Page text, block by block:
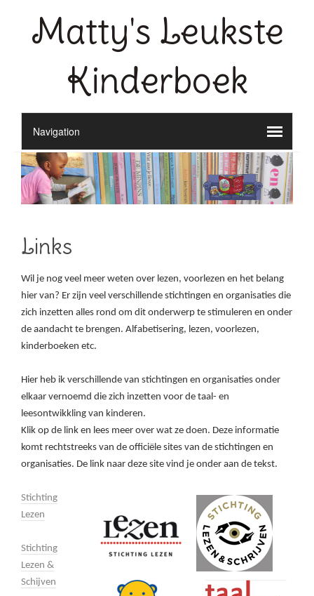
Matty's Leukste
Kinderboek
Links
Wil je nog veel meer weten over lezen, voorlezen en het belang
hier van? Er zijn veel verschillende stichtingen en organisaties die
zich inzetten alles rond om dit onderwerp te stimuleren en onder
de aandacht te brengen. Alfabetisering, lezen, voorlezen,
kinderboeken etc.
Hier heb ik verschillende van stichtingen en organisaties onder
elkaar vernoemd die zich inzetten voor de taal- en
leesontwikkling van kinderen.
Klik op de link en lees meer over wat ze doen. Deze informatie
komt rechtstreeks van de officiële sites van de stichtingen en
organisaties. De link naar deze site vind je onder aan de tekst.
Stichting
Lezen
Stichting
Lezen &
Schijven